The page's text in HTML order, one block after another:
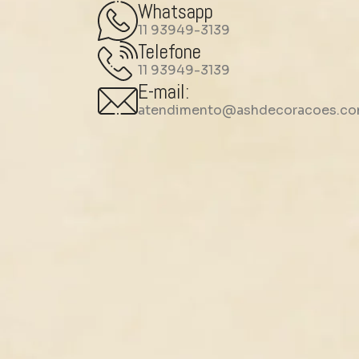
Whatsapp
11 93949-3139
Telefone
11 93949-3139
E-mail: